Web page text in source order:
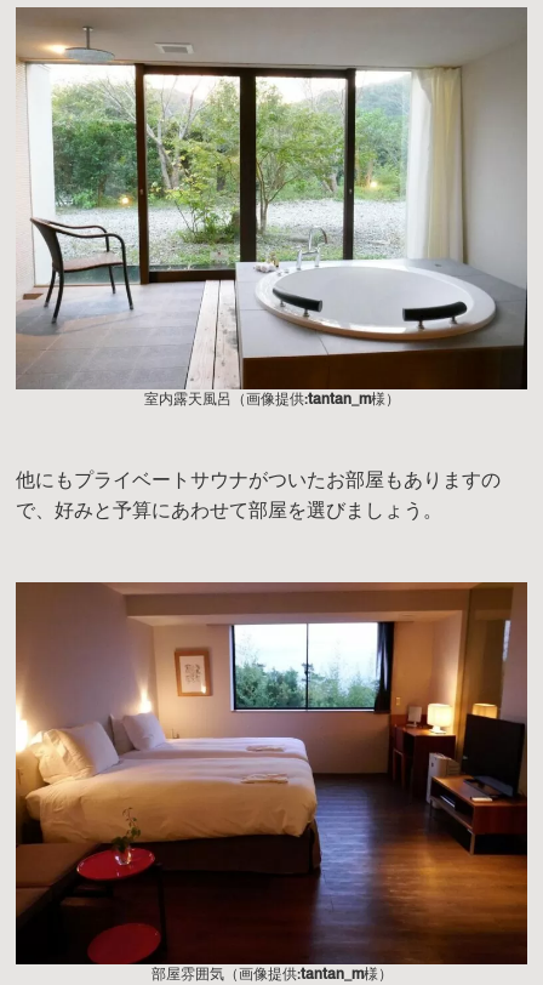
室内露天風呂（画像提供:tantan_m様）
他にもプライベートサウナがついたお部屋もありますの
で、好みと予算にあわせて部屋を選びましょう。
部屋雰囲気（画像提供:tantan_m様）